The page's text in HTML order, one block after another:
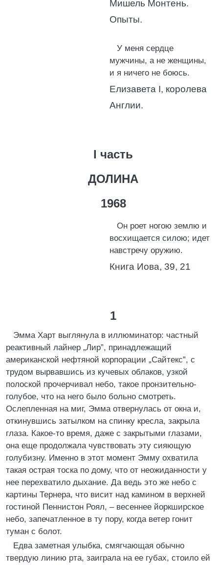
Мишель Монтень.
Опыты.
У меня сердце
мужчины, а не женщины,
и я ничего не боюсь.
Елизавета I, королева
Англии.
I часть
ДОЛИНА
1968
Он роет ногою землю и
восхищается силою; идет
навстречу оружию.
Книга Иова, 39, 21
1
Эмма Харт выглянула в иллюминатор: частный
реактивный лайнер „Лир”, принадлежащий
американской нефтяной корпорации „Сайтекс”, с
трудом вырвавшись из кучевых облаков, узкой
полоской прочерчивал небо, такое пронзительно-
голубое, что на него было больно смотреть.
Ослепленная на миг, Эмма отвернулась от окна и,
откинувшись затылком на спинку кресла, закрыла
глаза. Какое-то время, даже с закрытыми глазами,
она еще продолжала чувствовать эту сияющую
голубизну. Именно в этот момент Эмму охватила
такая острая тоска по дому, что от неожиданности у
нее перехватило дыхание. Да ведь это же небо с
картины Тернера, что висит над камином в верхней
гостиной Пеннистон Роял, – весеннее йоркширское
небо, запечатленное в ту пору, когда ветер гонит
туман с болот.
Едва заметная улыбка, смягчающая обычно
твердую линию рта, заиграла на ее губах, стоило ей